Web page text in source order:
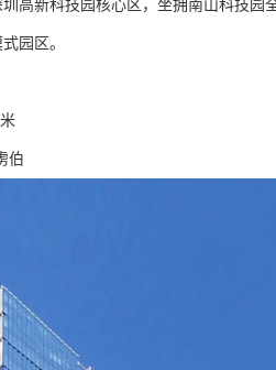
高新科技园核心区，坐拥南山科技
园区。
伯